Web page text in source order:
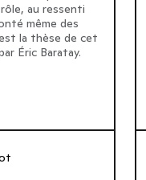
au ressenti
même des
la thèse de cet
Éric Baratay.